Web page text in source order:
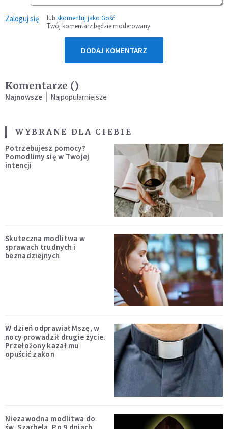
Zaloguj się lub skomentuj jako Gość
Twój komentarz będzie moderowany
DODAJ KOMENTARZ
Komentarze ()
Najnowsze Najpopularniejsze
WYBRANE DLA CIEBIE
Potrzebujesz pomocy?
Pomodlimy się w Twojej
intencji
Skuteczna modlitwa w
sprawach trudnych i
beznadziejnych
W dzień odprawiał Mszę, w
nocy prowadził drugie życie.
Przełożony kazał mu
opuścić zakon
Niezawodna modlitwa do